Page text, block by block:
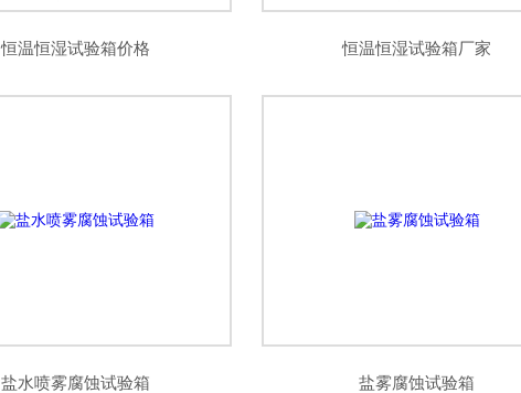
恒温恒湿试验箱价格 恒温恒湿试验箱厂家
盐水喷雾腐蚀试验箱 盐雾腐蚀试验箱